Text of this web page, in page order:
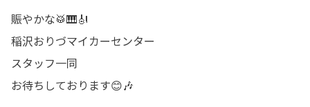
賑やかな🥁🎹🎻
稲沢おりづマイカーセンター
スタッフ一同
お待ちしております😊🎶